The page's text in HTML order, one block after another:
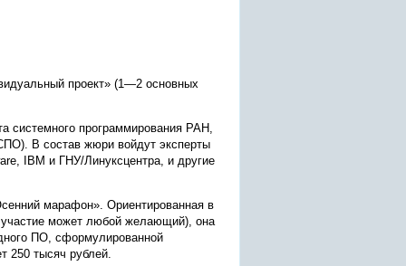
проект» (1—2 основных
системного программирования РАН,
В состав жюри войдут эксперты
IBM и ГНУ/Линуксцентра, и другие
марафон». Ориентированная в
участие может любой желающий), она
ПО, сформулированной
250 тысяч рублей.